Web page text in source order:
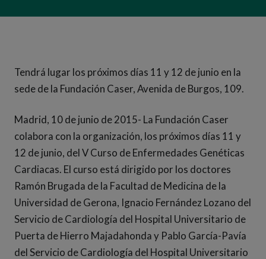
Tendrá lugar los próximos días 11 y 12 de junio en la
sede de la Fundación Caser, Avenida de Burgos, 109.
Madrid, 10 de junio de 2015- La Fundación Caser
colabora con la organización, los próximos días 11 y
12 de junio, del V Curso de Enfermedades Genéticas
Cardiacas. El curso está dirigido por los doctores
Ramón Brugada de la Facultad de Medicina de la
Universidad de Gerona, Ignacio Fernández Lozano del
Servicio de Cardiología del Hospital Universitario de
Puerta de Hierro Majadahonda y Pablo García-Pavía
del Servicio de Cardiología del Hospital Universitario